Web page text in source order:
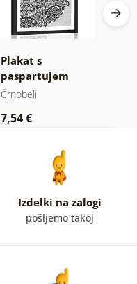
Plakat s
paspartujem
rožasta Mandala
varianti
Črnobeli
7,54 €
Izdelki na zalogi
pošljemo takoj